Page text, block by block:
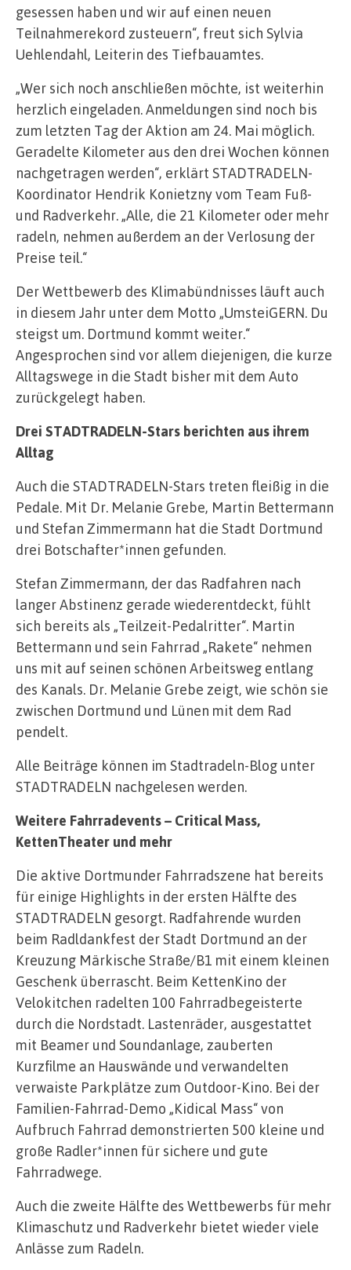
gesessen haben und wir auf einen neuen
Teilnahmerekord zusteuern“, freut sich Sylvia
Uehlendahl, Leiterin des Tiefbauamtes.
„Wer sich noch anschließen möchte, ist weiterhin
herzlich eingeladen. Anmeldungen sind noch bis
zum letzten Tag der Aktion am 24. Mai möglich.
Geradelte Kilometer aus den drei Wochen können
nachgetragen werden“, erklärt STADTRADELN-
Koordinator Hendrik Konietzny vom Team Fuß-
und Radverkehr. „Alle, die 21 Kilometer oder mehr
radeln, nehmen außerdem an der Verlosung der
Preise teil.“
Der Wettbewerb des Klimabündnisses läuft auch
in diesem Jahr unter dem Motto „UmsteiGERN. Du
steigst um. Dortmund kommt weiter.“
Angesprochen sind vor allem diejenigen, die kurze
Alltagswege in die Stadt bisher mit dem Auto
zurückgelegt haben.
Drei STADTRADELN-Stars berichten aus ihrem
Alltag
Auch die STADTRADELN-Stars treten fleißig in die
Pedale. Mit Dr. Melanie Grebe, Martin Bettermann
und Stefan Zimmermann hat die Stadt Dortmund
drei Botschafter*innen gefunden.
Stefan Zimmermann, der das Radfahren nach
langer Abstinenz gerade wiederentdeckt, fühlt
sich bereits als „Teilzeit-Pedalritter“. Martin
Bettermann und sein Fahrrad „Rakete“ nehmen
uns mit auf seinen schönen Arbeitsweg entlang
des Kanals. Dr. Melanie Grebe zeigt, wie schön sie
zwischen Dortmund und Lünen mit dem Rad
pendelt.
Alle Beiträge können im Stadtradeln-Blog unter
STADTRADELN nachgelesen werden.
Weitere Fahrradevents – Critical Mass,
KettenTheater und mehr
Die aktive Dortmunder Fahrradszene hat bereits
für einige Highlights in der ersten Hälfte des
STADTRADELN gesorgt. Radfahrende wurden
beim Radldankfest der Stadt Dortmund an der
Kreuzung Märkische Straße/B1 mit einem kleinen
Geschenk überrascht. Beim KettenKino der
Velokitchen radelten 100 Fahrradbegeisterte
durch die Nordstadt. Lastenräder, ausgestattet
mit Beamer und Soundanlage, zauberten
Kurzfilme an Hauswände und verwandelten
verwaiste Parkplätze zum Outdoor-Kino. Bei der
Familien-Fahrrad-Demo „Kidical Mass“ von
Aufbruch Fahrrad demonstrierten 500 kleine und
große Radler*innen für sichere und gute
Fahrradwege.
Auch die zweite Hälfte des Wettbewerbs für mehr
Klimaschutz und Radverkehr bietet wieder viele
Anlässe zum Radeln.